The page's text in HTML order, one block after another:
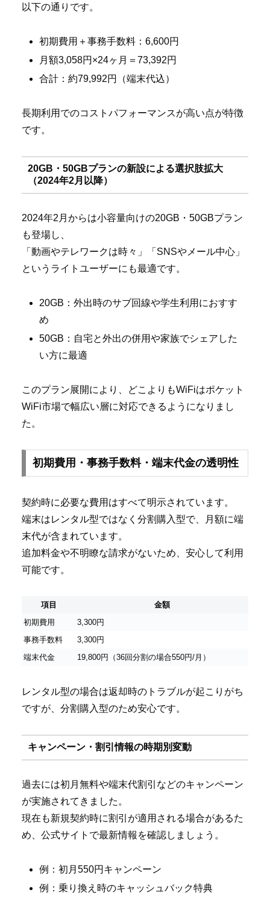
以下の通りです。
初期費用＋事務手数料：6,600円
月額3,058円×24ヶ月＝73,392円
合計：約79,992円（端末代込）
長期利用でのコストパフォーマンスが高い点が特徴
です。
20GB・50GBプランの新設による選択肢拡大
（2024年2月以降）
2024年2月からは小容量向けの20GB・50GBプラン
も登場し、
「動画やテレワークは時々」「SNSやメール中心」
というライトユーザーにも最適です。
20GB：外出時のサブ回線や学生利用におすす
め
50GB：自宅と外出の併用や家族でシェアした
い方に最適
このプラン展開により、どこよりもWiFiはポケット
WiFi市場で幅広い層に対応できるようになりまし
た。
初期費用・事務手数料・端末代金の透明性
契約時に必要な費用はすべて明示されています。
端末はレンタル型ではなく分割購入型で、月額に端
末代が含まれています。
追加料金や不明瞭な請求がないため、安心して利用
可能です。
項目
金額
初期費用
3,300円
事務手数料
3,300円
端末代金
19,800円（36回分割の場合550円/月）
レンタル型の場合は返却時のトラブルが起こりがち
ですが、分割購入型のため安心です。
キャンペーン・割引情報の時期別変動
過去には初月無料や端末代割引などのキャンペーン
が実施されてきました。
現在も新規契約時に割引が適用される場合があるた
め、公式サイトで最新情報を確認しましょう。
例：初月550円キャンペーン
例：乗り換え時のキャッシュバック特典